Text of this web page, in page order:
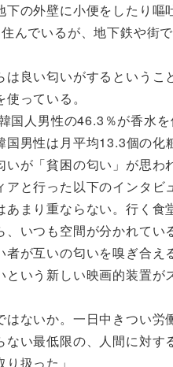
の外壁に小便をしたり嘔
でいるが、地下鉄や街で
良い匂いがするというこ
っている。
人男性の46.3％が香水
男性は月平均13.3個の化
が「貧困の匂い」が思わ
行った以下のインタビ
まり重ならない。行く食
いつも空間が分かれて
が互いの匂いを嗅ぎ合
いう新しい映画的装置
ないか。一日中きつい労
い最低限の、人間に対す
扱った」